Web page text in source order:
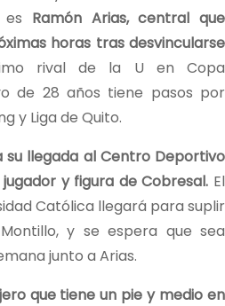
Ramón Arias, central que
horas tras desvincularse
rival de la U en Copa
de 28 años tiene pasos por
y Liga de Quito.
su llegada al Centro Deportivo
y figura de Cobresal. El
Católica llegará para suplir
y se espera que sea
junto a Arias.
que tiene un pie y medio en